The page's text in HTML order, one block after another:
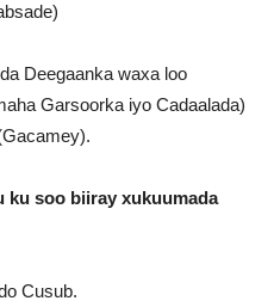
Deegaanka waxa loo
Garsoorka iyo Cadaalada)
ku soo biiray xukuumada
Cusub.